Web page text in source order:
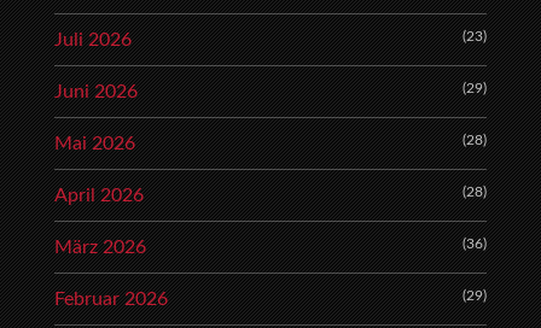
Juli 2026 (23)
Juni 2026 (29)
Mai 2026 (28)
April 2026 (28)
März 2026 (36)
Februar 2026 (29)